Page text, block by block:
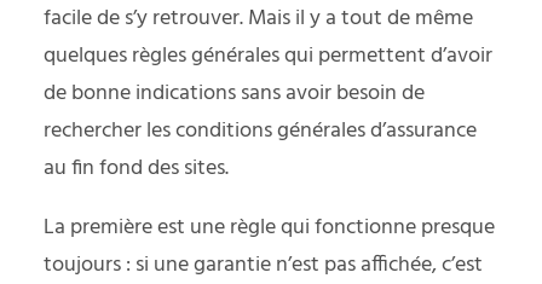
facile de s’y retrouver. Mais il y a tout de même
quelques règles générales qui permettent d’avoir
de bonne indications sans avoir besoin de
rechercher les conditions générales d’assurance
au fin fond des sites.
La première est une règle qui fonctionne presque
toujours : si une garantie n’est pas affichée, c’est